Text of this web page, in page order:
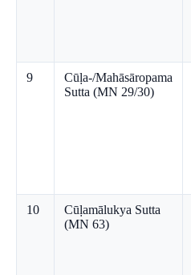
9
Cūḷa-/Mahāsāropama
Sutta (MN 29/30)
10
Cūḷamālukya Sutta
(MN 63)